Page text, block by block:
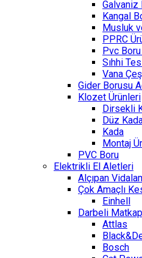
Galvaniz
Kangal
Musluk
PPRC
Pvc
Sıhhi
Vana
Gider Borusu
Klozet Ürünleri
Dirsekli
Düz
Kada
Montaj
PVC Boru
Elektrikli El Aletleri
Alçıpan
Çok Amaçlı
Einhell
Darbeli
Attlas
Bosch